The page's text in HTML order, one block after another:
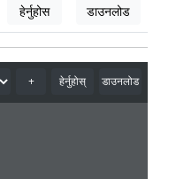
हेर्नुहोस डाउनलोड